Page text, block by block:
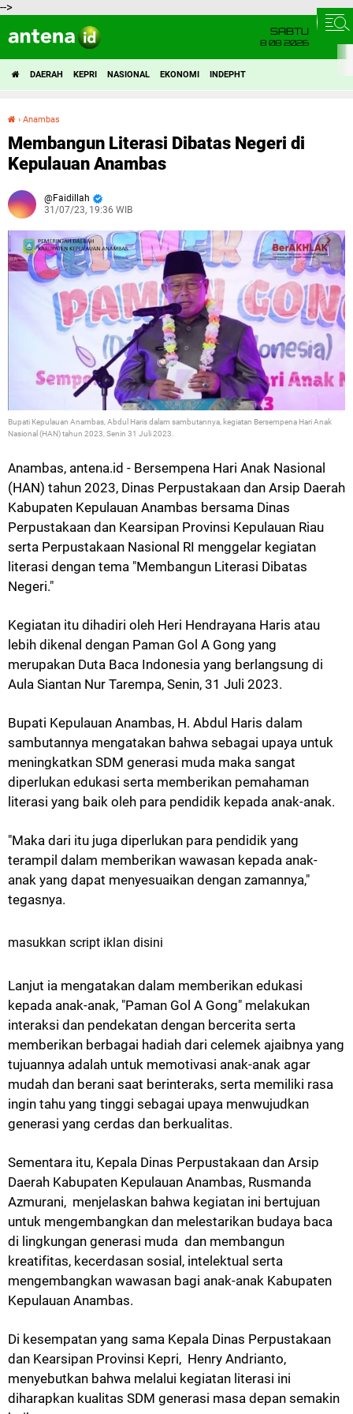
-->
SABTU
8 08 2026
DAERAH KEPRI NASIONAL EKONOMI INDEPHT
› Anambas
Membangun Literasi Dibatas Negeri di
Kepulauan Anambas
Faidillah
31/07/23, 19:36 WIB
Bupati Kepulauan Anambas, Abdul Haris dalam sambutannya, kegiatan Bersempena Hari Anak
Nasional (HAN) tahun 2023, Senin 31 Juli 2023.
Anambas, antena.id - Bersempena Hari Anak Nasional
(HAN) tahun 2023, Dinas Perpustakaan dan Arsip Daerah
Kabupaten Kepulauan Anambas bersama Dinas
Perpustakaan dan Kearsipan Provinsi Kepulauan Riau
serta Perpustakaan Nasional RI menggelar kegiatan
literasi dengan tema "Membangun Literasi Dibatas
Negeri."
Kegiatan itu dihadiri oleh Heri Hendrayana Haris atau
lebih dikenal dengan Paman Gol A Gong yang
merupakan Duta Baca Indonesia yang berlangsung di
Aula Siantan Nur Tarempa, Senin, 31 Juli 2023.
Bupati Kepulauan Anambas, H. Abdul Haris dalam
sambutannya mengatakan bahwa sebagai upaya untuk
meningkatkan SDM generasi muda maka sangat
diperlukan edukasi serta memberikan pemahaman
literasi yang baik oleh para pendidik kepada anak-anak.
"Maka dari itu juga diperlukan para pendidik yang
terampil dalam memberikan wawasan kepada anak-
anak yang dapat menyesuaikan dengan zamannya,"
tegasnya.
masukkan script iklan disini
Lanjut ia mengatakan dalam memberikan edukasi
kepada anak-anak, "Paman Gol A Gong" melakukan
interaksi dan pendekatan dengan bercerita serta
memberikan berbagai hadiah dari celemek ajaibnya yang
tujuannya adalah untuk memotivasi anak-anak agar
mudah dan berani saat berinteraks, serta memiliki rasa
ingin tahu yang tinggi sebagai upaya menwujudkan
generasi yang cerdas dan berkualitas.
Sementara itu, Kepala Dinas Perpustakaan dan Arsip
Daerah Kabupaten Kepulauan Anambas, Rusmanda
Azmurani, menjelaskan bahwa kegiatan ini bertujuan
untuk mengembangkan dan melestarikan budaya baca
di lingkungan generasi muda dan membangun
kreatifitas, kecerdasan sosial, intelektual serta
mengembangkan wawasan bagi anak-anak Kabupaten
Kepulauan Anambas.
Di kesempatan yang sama Kepala Dinas Perpustakaan
dan Kearsipan Provinsi Kepri, Henry Andrianto,
menyebutkan bahwa melalui kegiatan literasi ini
diharapkan kualitas SDM generasi masa depan semakin